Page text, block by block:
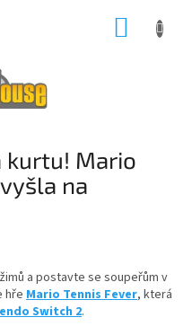
kurtu! Mario
na
a postavte se soupeřům v
hře Mario Tennis Fever, která
Switch 2.